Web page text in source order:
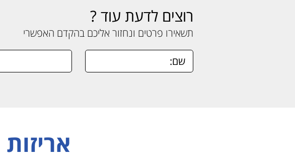
רוצים לדעת עוד ?
תשאירו פרטים ונחזור אליכם בהקדם האפשרי